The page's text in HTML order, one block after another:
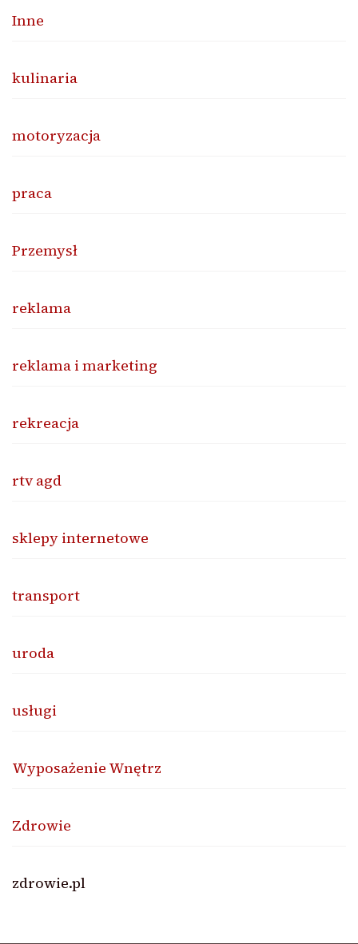
Inne
kulinaria
motoryzacja
praca
Przemysł
reklama
reklama i marketing
rekreacja
rtv agd
sklepy internetowe
transport
uroda
usługi
Wyposażenie Wnętrz
Zdrowie
zdrowie.pl